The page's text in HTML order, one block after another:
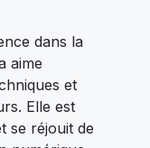
dans la
aime
et
Elle est
se réjouit de